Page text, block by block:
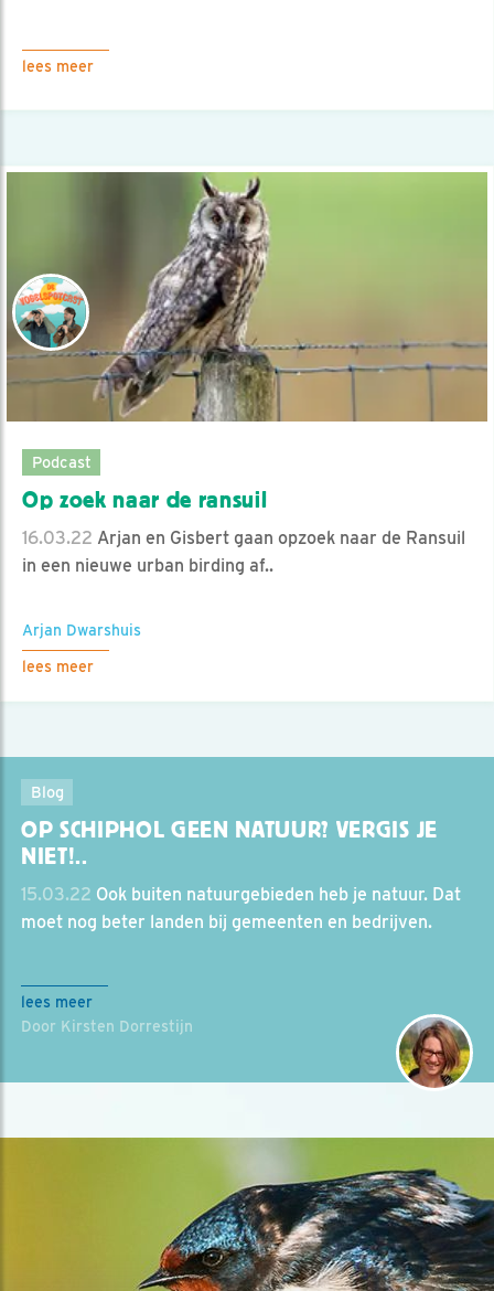
lees meer
Podcast
Op zoek naar de ransuil
16.03.22 Arjan en Gisbert gaan opzoek naar de Ransuil
in een nieuwe urban birding af..
Arjan Dwarshuis
lees meer
Blog
OP SCHIPHOL GEEN NATUUR? VERGIS JE
NIET!..
15.03.22 Ook buiten natuurgebieden heb je natuur. Dat
moet nog beter landen bij gemeenten en bedrijven.
lees meer
Door Kirsten Dorrestijn